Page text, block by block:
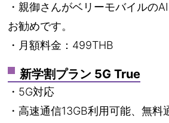
・親御さんがベリーモバイルの
お勧めです。
・月額料金：499THB
新学割プラン 5G True
・5G対応
・高速通信13GB利用可能、無料